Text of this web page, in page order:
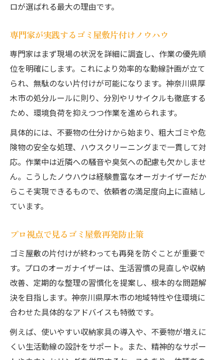
ロが選ばれる最大の理由です。
専門家が実践するゴミ屋敷片付けノウハウ
専門家はまず現場の状況を詳細に調査し、作業の優先順
位を明確にします。これにより効率的な動線計画が立て
られ、無駄のない片付けが可能になります。神奈川県厚
木市の処分ルールに則り、分別やリサイクルも徹底する
ため、環境負荷を抑えつつ作業を進められます。
具体的には、不要物の仕分けから始まり、粗大ゴミや危
険物の安全な処理、ハウスクリーニングまで一貫して対
応。作業中は近隣への騒音や臭気への配慮も欠かしませ
ん。こうしたノウハウは経験豊富なオーガナイザーだか
らこそ実現できるもので、依頼者の満足度向上に直結し
ています。
プロ視点で見るゴミ屋敷再発防止策
ゴミ屋敷の片付けが終わっても再発を防ぐことが重要で
す。プロのオーガナイザーは、生活習慣の見直しや収納
改善、定期的な整理の習慣化を提案し、根本的な問題解
決を目指します。神奈川県厚木市の地域特性や住環境に
合わせた具体的なアドバイスも特徴です。
例えば、使いやすい収納家具の導入や、不要物が増えに
くい生活動線の設計をサポート。また、精神的なサポー